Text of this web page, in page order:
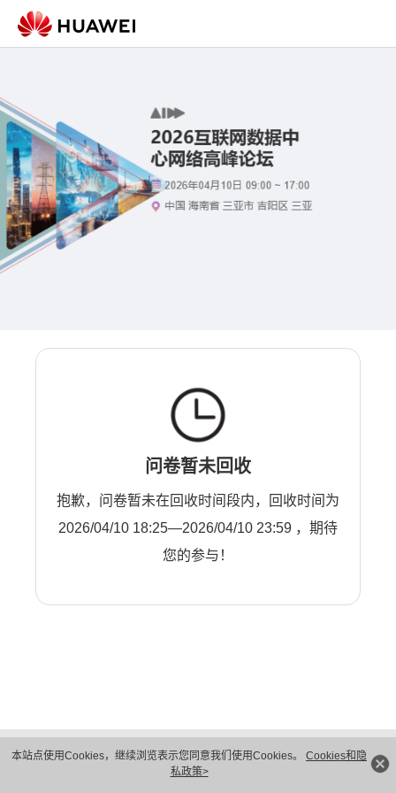
本站点使用Cookies，继续浏览表示您同意我们使用Cookies。 Cookies和隐
私政策>
问卷暂未回收
抱歉，问卷暂未在回收时间段内，回收时间为
2026/04/10 18:25—2026/04/10 23:59 ，期待
您的参与！
隐私保护
法律声明